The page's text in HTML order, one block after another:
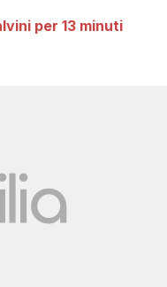
per 13 minuti